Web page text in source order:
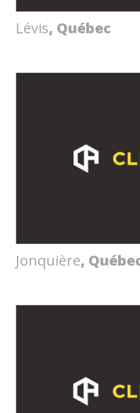
Lévis, Québec
Jonquière,